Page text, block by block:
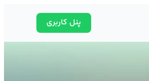
پنل کاربری